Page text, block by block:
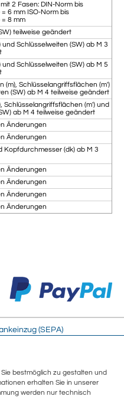
2 Fasen: DIN-Norm bis
6 mm ISO-Norm bis
= 8 mm
teilweise geändert
Schlüsselweiten (SW) ab M 3
Schlüsselweiten (SW) ab M 5
(m), Schlüsselangriffsflächen (m')
(SW) ab M 4 teilweise geändert
Schlüsselangriffsflächen (m') und
ab M 4 teilweise geändert
Änderungen
Änderungen
Kopfdurchmesser (dk) ab M 3
Änderungen
Änderungen
Änderungen
Änderungen
(SEPA)
Sitemap
bestmöglich zu gestalten und
erhalten Sie in unserer
werden nur technisch